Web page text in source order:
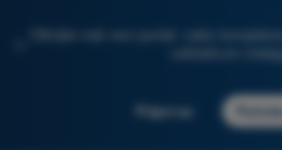
Otkrijte naš novi portal: vaša
Prijavi se